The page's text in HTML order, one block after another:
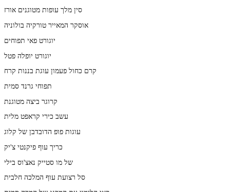
סין מלך עופות מטוגנים אורז
אוסקר המאייר טורקיה בולוניה
יוגורט פאי תפוחים
יוגורט יופלה פטל
קרם כחול פעמון עוגת בננות קרח
תפוחי גרנד סמית
קרוגר ביצה מטוגנת
עשב כירי קראפט מלית
עוגות פופ הדובדבן של קלוג
כריך עוף פיקנטי צ'יק
של מו סטייק נאצ'וס בילי
סל רצועת עוף המלכה חלבית